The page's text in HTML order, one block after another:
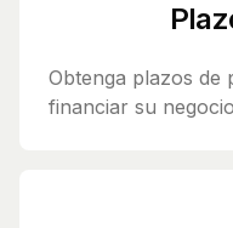
Obtenga plazos de
financiar su